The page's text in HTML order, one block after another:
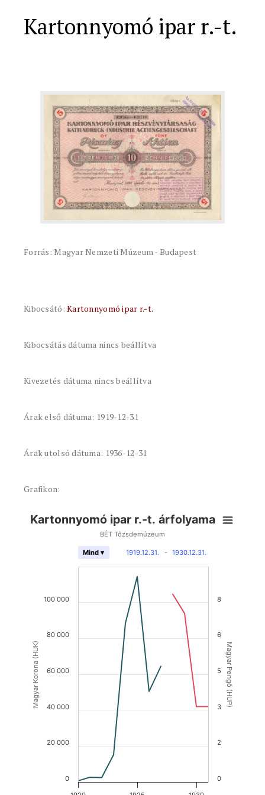
Kartonnyomó ipar r.-t.
Forrás: Magyar Nemzeti Múzeum - Budapest
Kibocsátó:Kartonnyomó ipar r.-t.
Kibocsátás dátuma nincs beállítva
Kivezetés dátuma nincs beállítva
Árak első dátuma: 1919-12-31
Árak utolsó dátuma: 1936-12-31
Grafikon:
Magyar Korona (HUK) Magyar Pengő (HUP)
Kartonnyomó ipar r.-t. árfolyama
BÉT Tőzsdemúzeum
1919.12.31. - 1930.12.31.
Mind ▾
0
20 000
40 000
60 000
80 000
100 000
0
2
3
5
6
8